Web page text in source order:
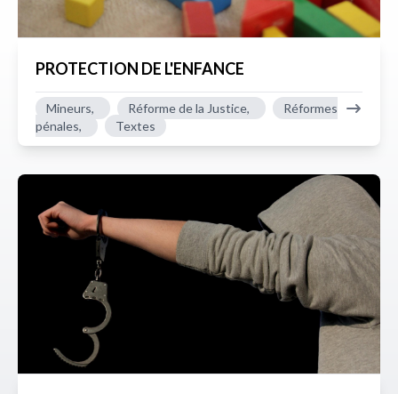
PROTECTION DE L'ENFANCE
Mineurs, Réforme de la Justice,
Réformes
pénales,
Textes